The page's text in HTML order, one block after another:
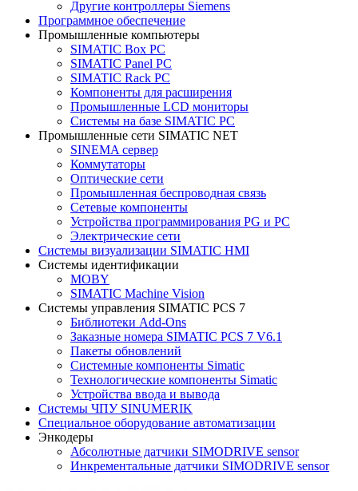
Другие контроллеры Siemens
Программное обеспечение
Промышленные компьютеры
SIMATIC Box PC
SIMATIC Panel PС
SIMATIC Rack PC
Компоненты для расширения
Промышленные LCD мониторы
Системы на базе SIMATIC PC
Промышленные сети SIMATIC NET
SINEMA сервер
Коммутаторы
Оптические сети
Промышленная беспроводная связь
Сетевые компоненты
Устройства программирования PG и PC
Электрические сети
Системы визуализации SIMATIC HMI
Системы идентификации
MOBY
SIMATIC Machine Vision
Системы управления SIMATIC PCS 7
Библиотеки Add-Ons
Заказные номера SIMATIC PCS 7 V6.1
Пакеты обновлений
Системные компоненты Simatic
Технологические компоненты Simatic
Устройства ввода и вывода
Системы ЧПУ SINUMERIK
Специальное оборудование автоматизации
Энкодеры
Абсолютные датчики SIMODRIVE sensor
Инкрементальные датчики SIMODRIVE sensor